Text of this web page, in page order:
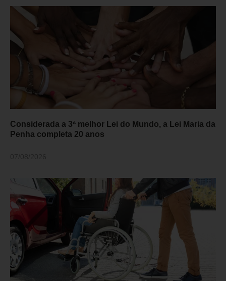
Considerada a 3ª melhor Lei do Mundo, a Lei Maria da
Penha completa 20 anos